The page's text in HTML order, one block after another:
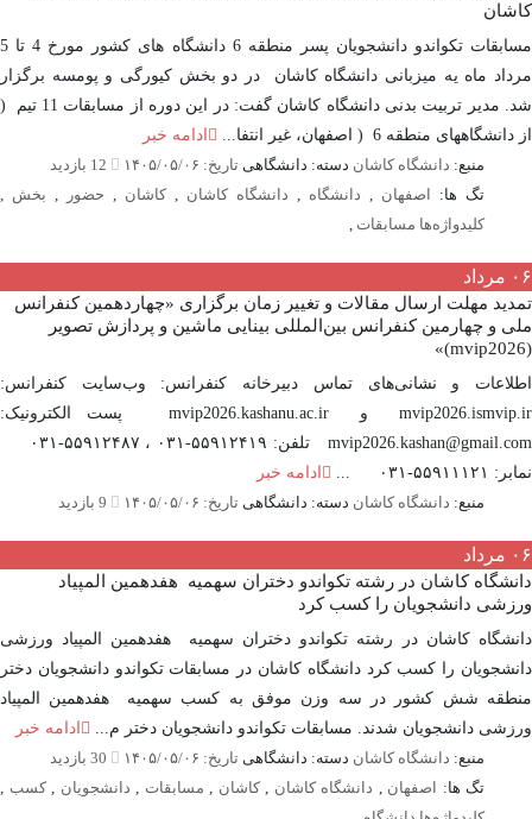
مسابقات تکواندو دانشجویان پسر منطقه 6 دانشگاه های کشور مورخ 4 تا 5
ماه یه میزبانی دانشگاه کاشان در دو بخش کیورگی و پومسه برگزار
شد. مدیر تربیت بدنی دانشگاه کاشان گفت: در این دوره از مسابقات 11 تیم (
منطقه 6 ( اصفهان، غیر انتفا...
ادامه خبر
منبع:دانشگاه کاشان دسته: دانشگاهیتاریخ: ۱۴۰۵/۰۵/۰۶
12 بازدید
تگ ها:اصفهان, دانشگاه, دانشگاه کاشان, کاشان, حضور, بخش,
کلیدواژه‌ها مسابقات,
مرداد
مهلت ارسال مقالات و تغییر زمان برگزاری «چهاردهمین کنفرانس
و چهارمین کنفرانس بین‌المللی بینایی ماشین و پردازش تصویر
و نشانی‌های تماس دبیرخانه کنفرانس: وب‌سایت کنفرانس:
mvip2026.ismvip.ir و mvip2026.kashanu.ac.ir پست الکترونیک:
mvip2026.kashan@gmail.com تلفن: ۵۵۹۱۲۴۱۹-۰۳۱ ، ۵۵۹۱۲۴۸۷-۰۳۱
۰۳۱ ...
ادامه خبر
منبع:دانشگاه کاشان دسته: دانشگاهیتاریخ: ۱۴۰۵/۰۵/۰۶ 9 بازدید
مرداد
کاشان در رشته تکواندو دختران سهمیه هفدهمین المپیاد
دانشجویان را کسب کرد
کاشان در رشته تکواندو دختران سهمیه هفدهمین المپیاد ورزشی
را کسب کرد دانشگاه کاشان در مسابقات تکواندو دانشجویان دختر
شش کشور در سه وزن موفق به کسب سهمیه هفدهمین المپیاد
دانشجویان شدند. مسابقات تکواندو دانشجویان دختر م...
ادامه خبر
منبع:دانشگاه کاشان دسته: دانشگاهیتاریخ: ۱۴۰۵/۰۵/۰۶
30 بازدید
تگ ها:اصفهان,دانشگاه کاشان,کاشان,مسابقات,دانشجویان,کسب,